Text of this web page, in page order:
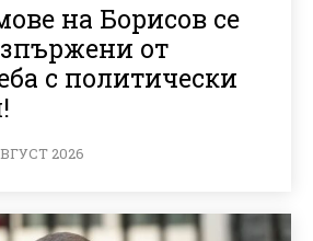
на Борисов се
от
с политически
2026